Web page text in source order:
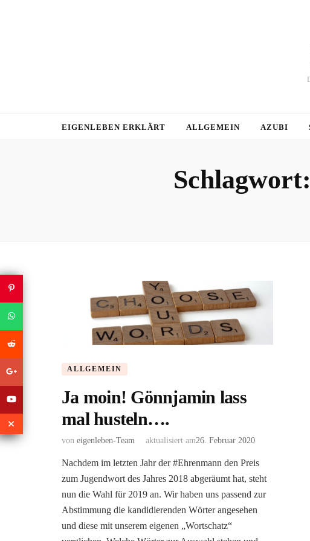
EIGENLEBEN ERKLÄRT ALLGEMEIN AZUBI
Schlagwort:
ALLGEMEIN
Ja moin! Gönnjamin lass
mal husteln….
von eigenleben-Team aktualisiert am26. Februar 2020
Nachdem im letzten Jahr der #Ehrenmann den Preis
zum Jugendwort des Jahres 2018 abgeräumt hat, steht
nun die Wahl für 2019 an. Wir haben uns passend zur
Abstimmung die kandidierenden Wörter angesehen
und diese mit unserem eigenen „Wortschatz“